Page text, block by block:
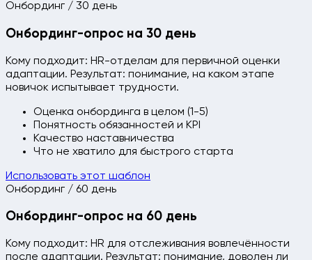
Онбординг / 30 день
Онбординг-опрос на 30 день
Кому подходит: HR-отделам для первичной оценки
адаптации. Результат: понимание, на каком этапе
новичок испытывает трудности.
Оценка онбординга в целом (1-5)
Понятность обязанностей и KPI
Качество наставничества
Что не хватило для быстрого старта
Использовать этот шаблон
Онбординг / 60 день
Онбординг-опрос на 60 день
Кому подходит: HR для отслеживания вовлечённости
после адаптации. Результат: понимание, доволен ли